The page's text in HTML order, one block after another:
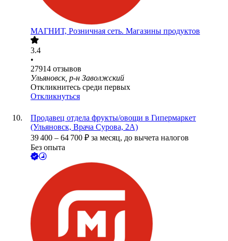
МАГНИТ, Розничная сеть. Магазины продуктов
3.4
•
27914 отзывов
Ульяновск, р-н Заволжский
Откликнитесь среди первых
Откликнуться
Продавец отдела фрукты/овощи в Гипермаркет
(Ульяновск, Врача Сурова, 2А)
39 400 – 64 700 ₽ за месяц, до вычета налогов
Без опыта